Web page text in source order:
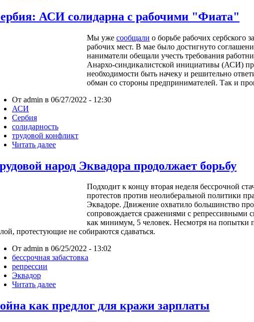
АСИ солидарна с рабочими "Фиата"
Мы уже сообщали о борьбе рабочих сербского
рабочих мест. В мае было достигнуто
наниматели обещали учесть требования
Анархо-синдикалистской инициативы (АСИ)
необходимости быть начеку и решительно
обман со стороны предпринимателей. Так и
От admin в 06/27/2022 - 12:30
АСИ
Сербия
солидарность
трудовой конфликт
Читать далее
народ Эквадора продолжает борьбу
Подходит к концу вторая неделя бессрочной
протестов против неолиберальной политики
Эквадоре. Движение охватило большинство
сопровождается сражениями с репрессивными
как минимум, 5 человек. Несмотря на попытки
протестующие не собираются сдаваться.
От admin в 06/25/2022 - 13:02
бессрочная забастовка
репрессии
Эквадор
Читать далее
как предлог для кражи зарплаты